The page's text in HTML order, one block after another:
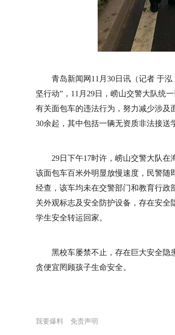
青岛新闻网11月30日讯（记者 于
坚行动”，11月29日，崂山交警大队统
有关面包车的违法行为，努力减少涉及
30余起，其中包括一辆无资质非法接送
29日下午17时许，崂山交警大队在
该面包车百米外明显放慢速度，民警随
经查，该车均未在交警部门和教育行政
关外观标志及安全防护设备，存在安
学生安全转运回家。
黑校车屡禁不止，存在巨大安全隐
贪便宜罔顾孩子生命安全。
我要爆料 免责声明